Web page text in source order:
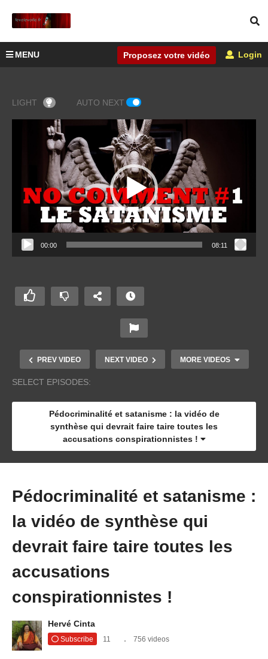
MENU Proposez votre vidéo Login
LIGHT AUTO NEXT
00:00 08:11
PREV VIDEO NEXT VIDEO MORE VIDEOS
Snuff-films et messes noires en France
SELECT EPISODES:
Pédocriminalité et satanisme : la vidéo de
synthèse qui devrait faire taire toutes les
accusations conspirationnistes !
Pédocriminalité et satanisme :
la vidéo de synthèse qui
devrait faire taire toutes les
accusations
conspirationnistes !
Hervé Cinta
Subscribe 11 756 videos